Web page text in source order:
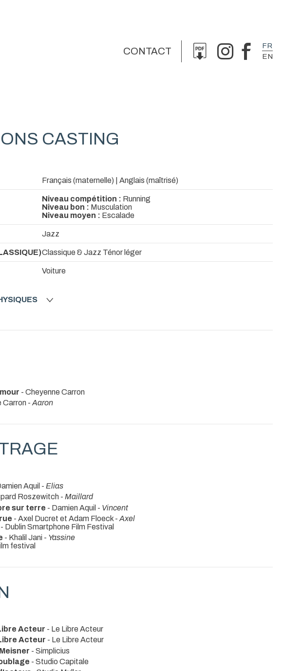
CONTACT
FR
EN
CASTING
Français (maternelle) | Anglais (maîtrisé)
Niveau compétition : Running
Niveau bon : Musculation
Niveau moyen : Escalade
Jazz
Classique & Jazz Ténor léger
Voiture
- Cheyenne Carron
Carron - Aaron
Aquil - Elias
Roszewitch - Maillard
sur terre - Damien Aquil - Vincent
- Axel Ducret et Adam Floeck - Axel
Dublin Smartphone Film Festival
- Khalil Jani - Yassine
festival
Acteur - Le Libre Acteur
Acteur - Le Libre Acteur
- Simplicius
- Studio Capitale